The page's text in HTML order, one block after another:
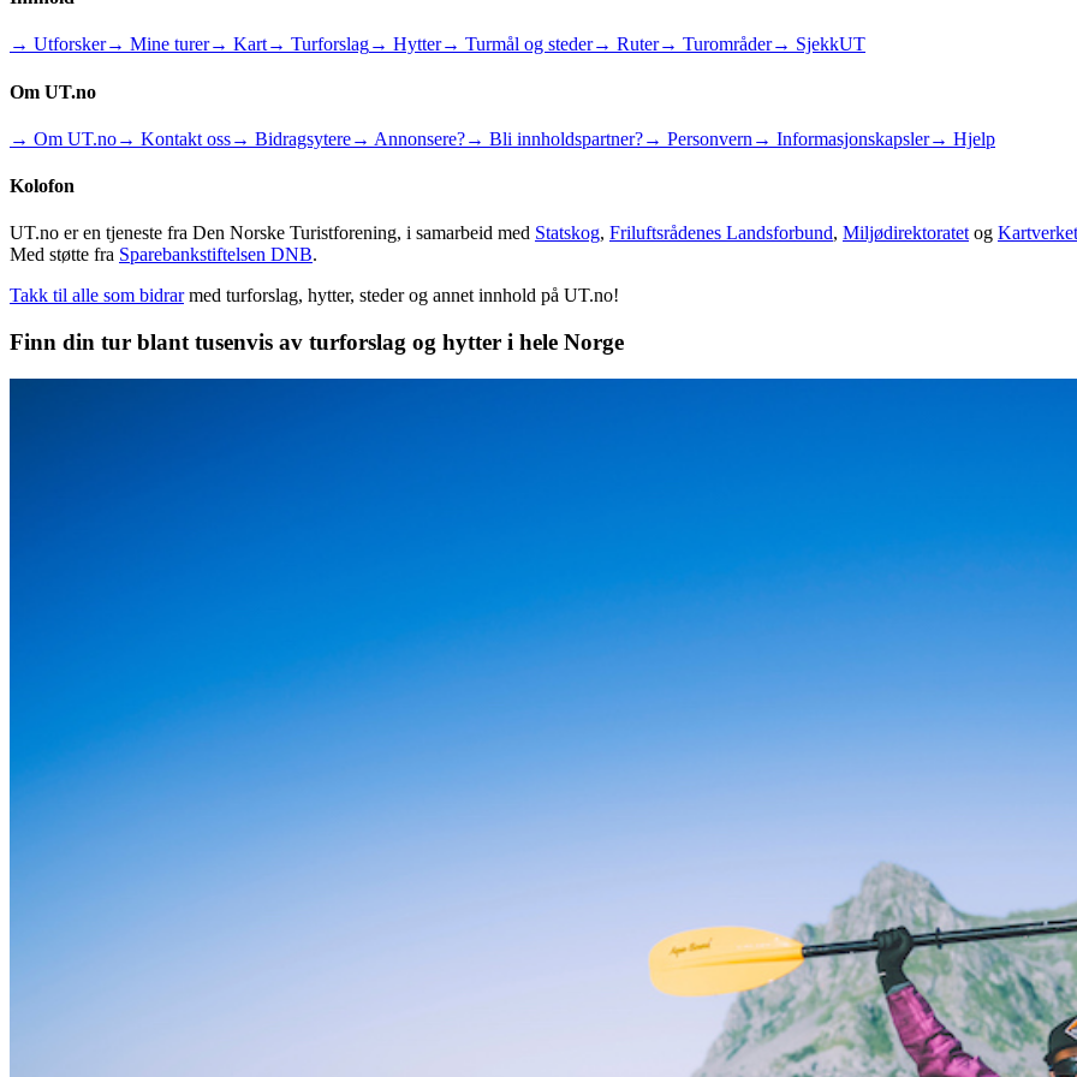
→ Utforsker→ Mine turer→ Kart→ Turforslag→ Hytter→ Turmål og steder→ Ruter→ Turområder→ SjekkUT
Om UT.no
→ Om UT.no→ Kontakt oss→ Bidragsytere→ Annonsere?→ Bli innholdspartner?→ Personvern → Informasjonskapsler→ Hjelp
Kolofon
UT.no er en tjeneste fra Den Norske Turistforening, i samarbeid med Statskog, Friluftsrådenes Landsforbund, Miljødirektoratet og Kartverket
Med støtte fra Sparebankstiftelsen DNB.
Takk til alle som bidrar med turforslag, hytter, steder og annet innhold på UT.no!
Finn din tur blant tusenvis av turforslag og hytter i hele Norge